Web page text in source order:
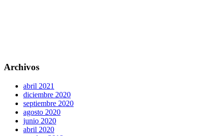
Archivos
abril 2021
diciembre 2020
septiembre 2020
agosto 2020
junio 2020
abril 2020